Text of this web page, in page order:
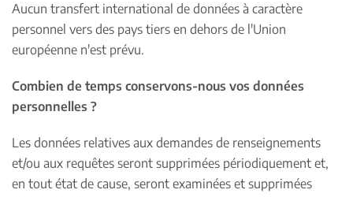
Aucun transfert international de données à caractère
personnel vers des pays tiers en dehors de l'Union
européenne n'est prévu.
Combien de temps conservons-nous vos données
personnelles ?
Les données relatives aux demandes de renseignements
et/ou aux requêtes seront supprimées périodiquement et,
en tout état de cause, seront examinées et supprimées